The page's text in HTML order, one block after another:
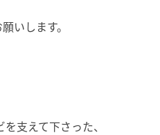
いします。
支えて下さった、